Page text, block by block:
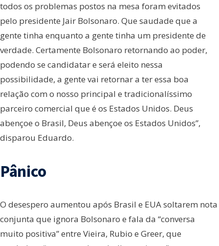
todos os problemas postos na mesa foram evitados
pelo presidente Jair Bolsonaro. Que saudade que a
gente tinha enquanto a gente tinha um presidente de
verdade. Certamente Bolsonaro retornando ao poder,
podendo se candidatar e será eleito nessa
possibilidade, a gente vai retornar a ter essa boa
relação com o nosso principal e tradicionalíssimo
parceiro comercial que é os Estados Unidos. Deus
abençoe o Brasil, Deus abençoe os Estados Unidos”,
disparou Eduardo.
Pânico
O desespero aumentou após Brasil e EUA soltarem nota
conjunta que ignora Bolsonaro e fala da “conversa
muito positiva” entre Vieira, Rubio e Greer, que